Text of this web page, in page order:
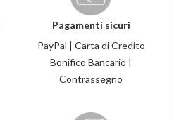
Pagamenti sicuri
PayPal | Carta di Credito
Bonifico Bancario |
Contrassegno